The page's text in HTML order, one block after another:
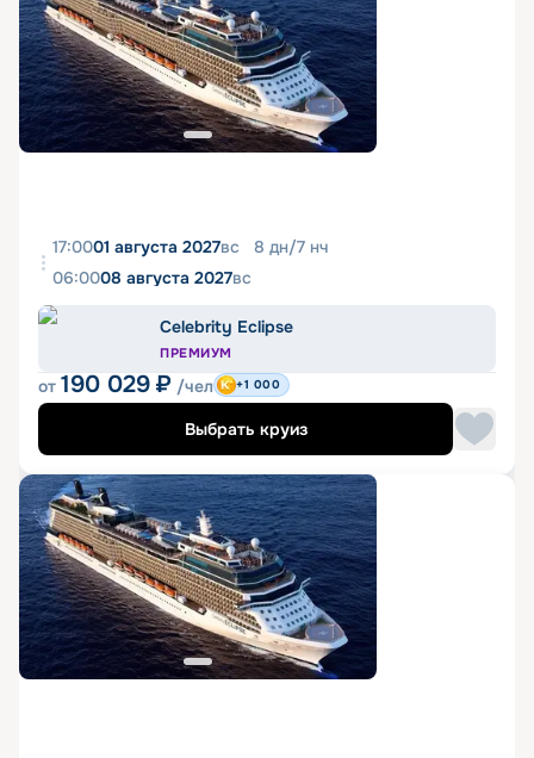
17:0001 августа 2027вс 8 дн/7 нч
06:0008 августа 2027вс
Celebrity Eclipse
ПРЕМИУМ
от 190 029 ₽ /чел +1 000
Выбрать круиз